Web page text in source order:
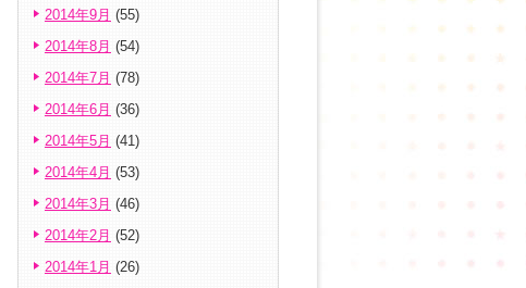
2014年9月 (55)
2014年8月 (54)
2014年7月 (78)
2014年6月 (36)
2014年5月 (41)
2014年4月 (53)
2014年3月 (46)
2014年2月 (52)
2014年1月 (26)